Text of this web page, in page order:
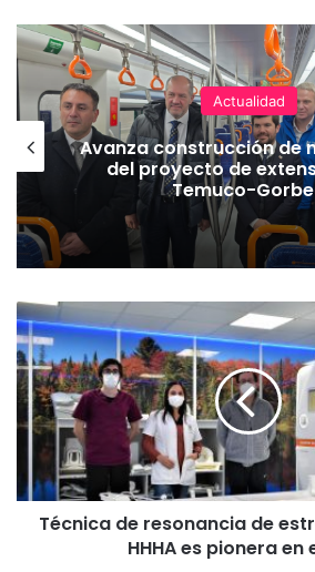
Actualidad
Avanza construcción de
del proyecto de
Temuco-
T
é
c
n
c
e
Técnica de resonancia de
HHHA es pionera en